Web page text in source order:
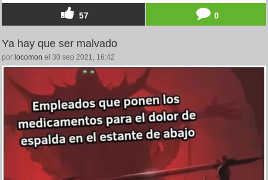
57 0
Ya hay que ser malvado
por locomon el 30 sep 2021, 16:42